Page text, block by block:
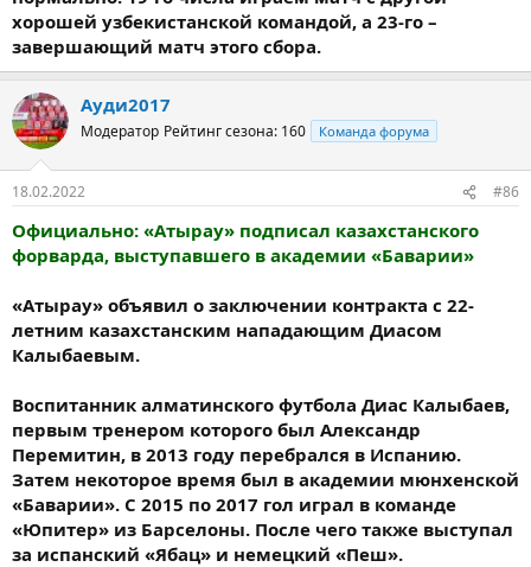
хорошей узбекистанской командой, а 23-го –
завершающий матч этого сбора.
Ауди2017
Модератор Рейтинг сезона: 160 Команда форума
18.02.2022 #86
Официально: «Атырау» подписал казахстанского
форварда, выступавшего в академии «Баварии»
«Атырау» объявил о заключении контракта с 22-
летним казахстанским нападающим Диасом
Калыбаевым.
Воспитанник алматинского футбола Диас Калыбаев,
первым тренером которого был Александр
Перемитин, в 2013 году перебрался в Испанию.
Затем некоторое время был в академии мюнхенской
«Баварии». С 2015 по 2017 гол играл в команде
«Юпитер» из Барселоны. После чего также выступал
за испанский «Ябац» и немецкий «Пеш».